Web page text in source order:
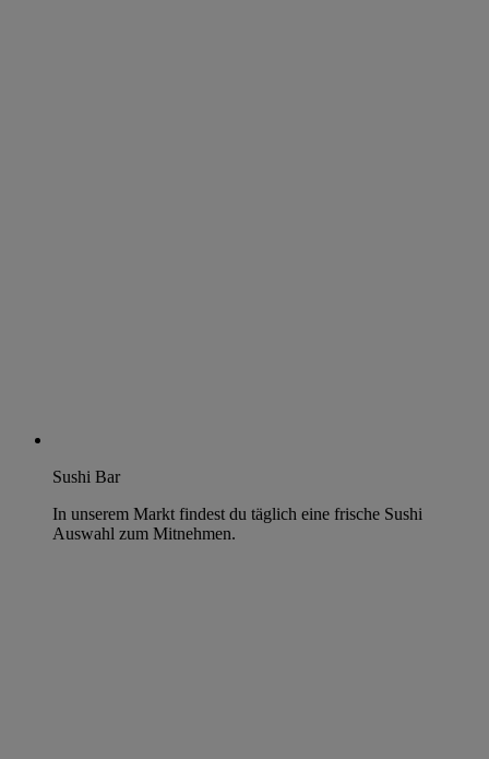
Sushi Bar
In unserem Markt findest du täglich eine frische Sushi
Auswahl zum Mitnehmen.